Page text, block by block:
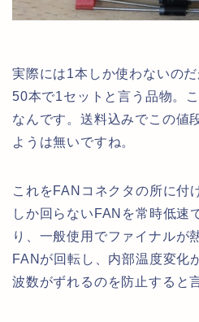
実際には1本しか使わないの
50本で1セットと言う品物。
なんです。送料込みでこの値
ようは無いですね。
これをFANコネクタの所に付
しか回らないFANを常時低速
り、一般使用でファイナルが
FANが回転し、内部温度変化
波数がずれるのを防止すると